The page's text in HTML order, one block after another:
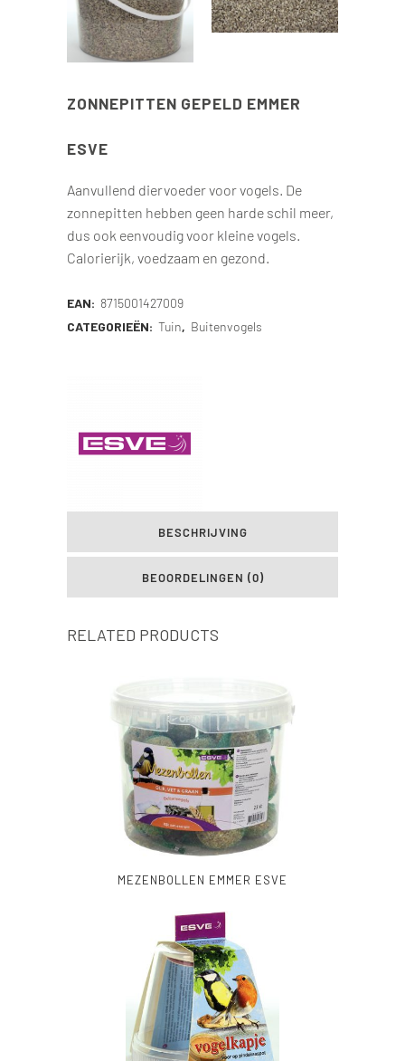
ZONNEPITTEN GEPELD EMMER
ESVE
Aanvullend diervoeder voor vogels. De
zonnepitten hebben geen harde schil meer,
dus ook eenvoudig voor kleine vogels.
Calorierijk, voedzaam en gezond.
EAN: 8715001427009
CATEGORIEËN: Tuin, Buitenvogels
BESCHRIJVING
BEOORDELINGEN (0)
RELATED PRODUCTS
MEZENBOLLEN EMMER ESVE